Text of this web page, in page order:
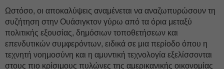
Ωστόσο, οι αποκαλύψεις αναμένεται να αναζωπυρώσουν τη
συζήτηση στην Ουάσιγκτον γύρω από τα όρια μεταξύ
πολιτικής εξουσίας, δημόσιων τοποθετήσεων και
επενδυτικών συμφερόντων, ειδικά σε μια περίοδο όπου η
τεχνητή νοημοσύνη και η αμυντική τεχνολογία εξελίσσονται
στους πιο κρίσιμους πυλώνες της αμερικανικής οικονομίας